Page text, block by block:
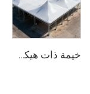
خيمة ذات هيكل مقاوم للرياح وعالية التحمل | مظلة خارجية واسعة النطاق توفر مأوى آمناً في مختلف الظروف الجوية